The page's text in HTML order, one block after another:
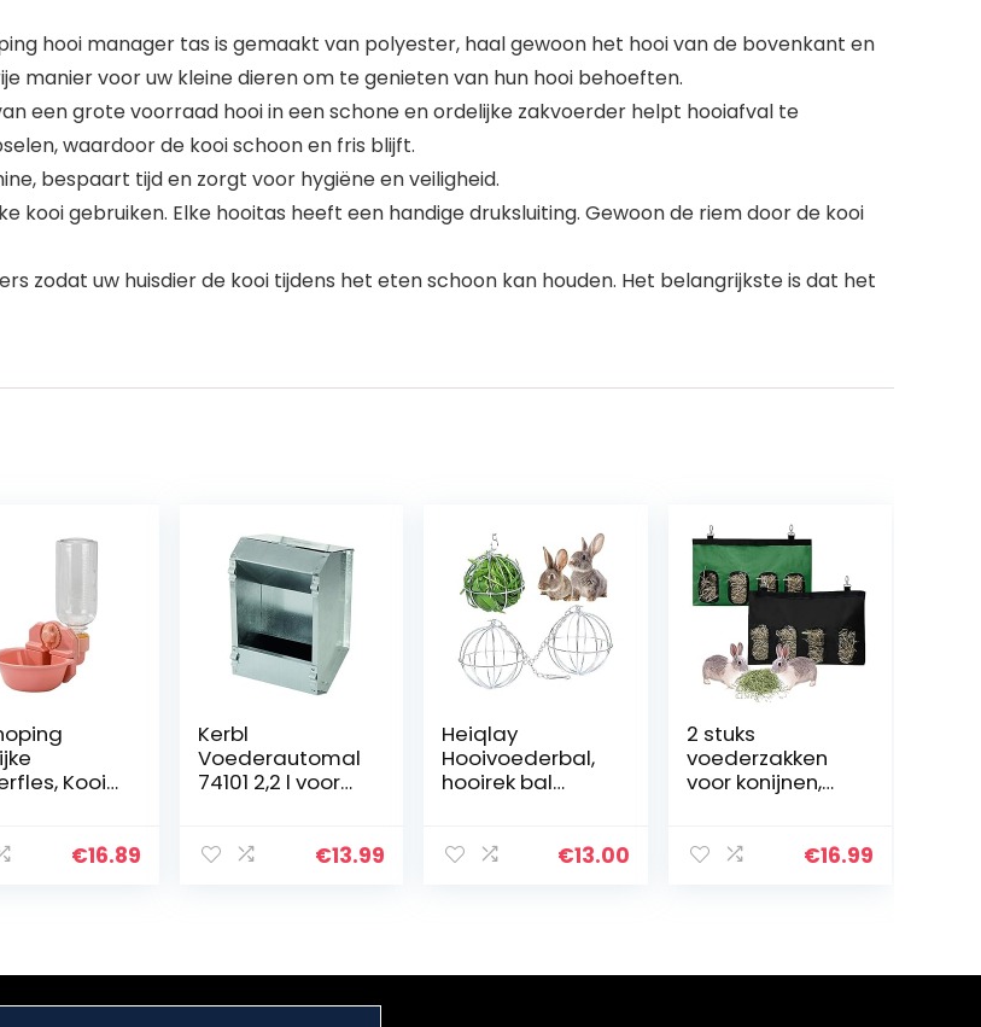
hooi manager tas is gemaakt van polyester, haal gewoon het hooi van de bovenkant en
manier voor uw kleine dieren om te genieten van hun hooi behoeften.
een grote voorraad hooi in een schone en ordelijke zakvoerder helpt hooiafval te
waardoor de kooi schoon en fris blijft.
bespaart tijd en zorgt voor hygiëne en veiligheid.
kooi gebruiken. Elke hooitas heeft een handige druksluiting. Gewoon de riem door de kooi
zodat uw huisdier de kooi tijdens het eten schoon kan houden. Het belangrijkste is dat het
Kooi
€16.89
Kerbl
Voederautomal
74101 2,2 l voor
€13.99
Heiqlay
Hooivoederbal,
hooirek bal
hooivoeder €13.00
2 stuks
voederzakken
voor konijnen,
gaten,
€16.99